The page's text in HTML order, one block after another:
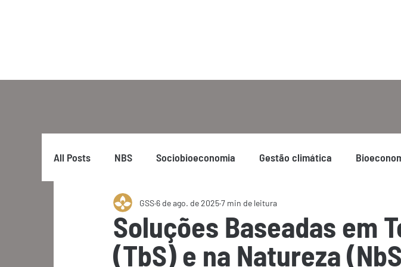
All Posts NBS Sociobioeconomia Gestão climática
Soluções Baseadas em
(TbS) e na Natureza
GSS 6 de ago. de 20257 min de leitura